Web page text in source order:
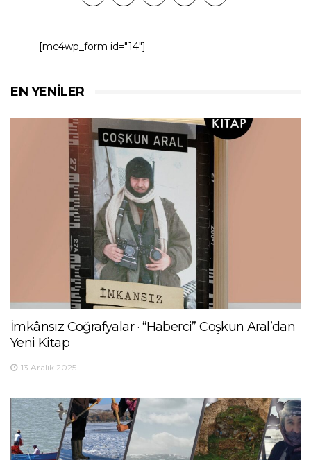
[mc4wp_form id="14"]
EN YENILER
İmkânsız Coğrafyalar · “Haberci” Coşkun Aral’dan
Yeni Kitap
13 Aralık 2025